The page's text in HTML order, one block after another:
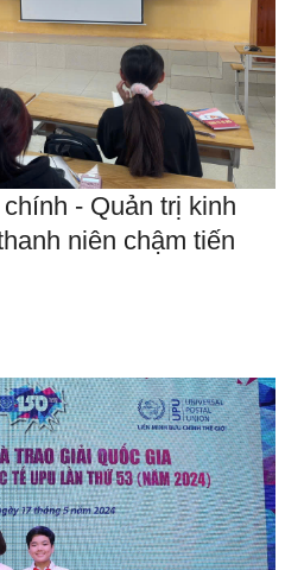
- Quản trị kinh
niên chậm tiến